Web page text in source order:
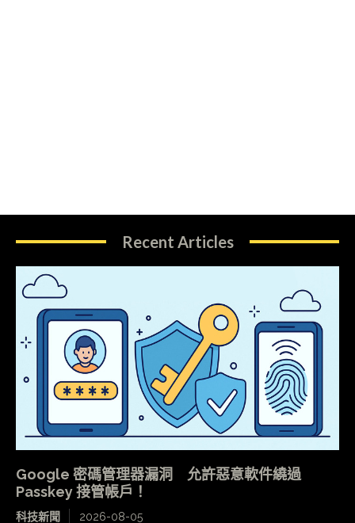
Recent Articles
Google 密碼管理器漏洞 允許惡意軟件繞過
Passkey 接管帳戶！
科技新聞 2026-08-05